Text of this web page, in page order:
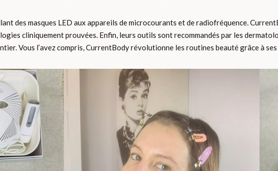
des masques LED aux appareils de microcourants et de radiofréquence.
cliniquement prouvées. Enfin, leurs outils sont recommandés par les
Vous l’avez compris, CurrentBody révolutionne les routines beauté grâce à